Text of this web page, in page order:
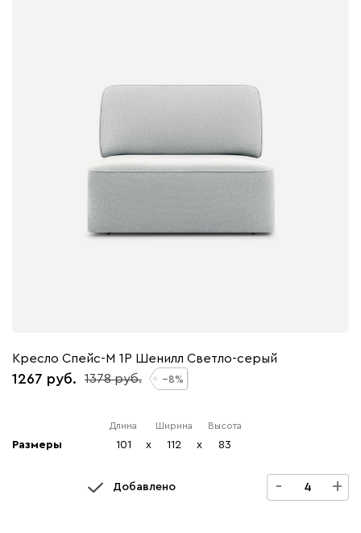
Кресло Спейс-М 1Р Шенилл Светло-серый
1267 1378 8
Размеры
Длина
101 x
Ширина
112 x
Высота
83
Добавлено - +